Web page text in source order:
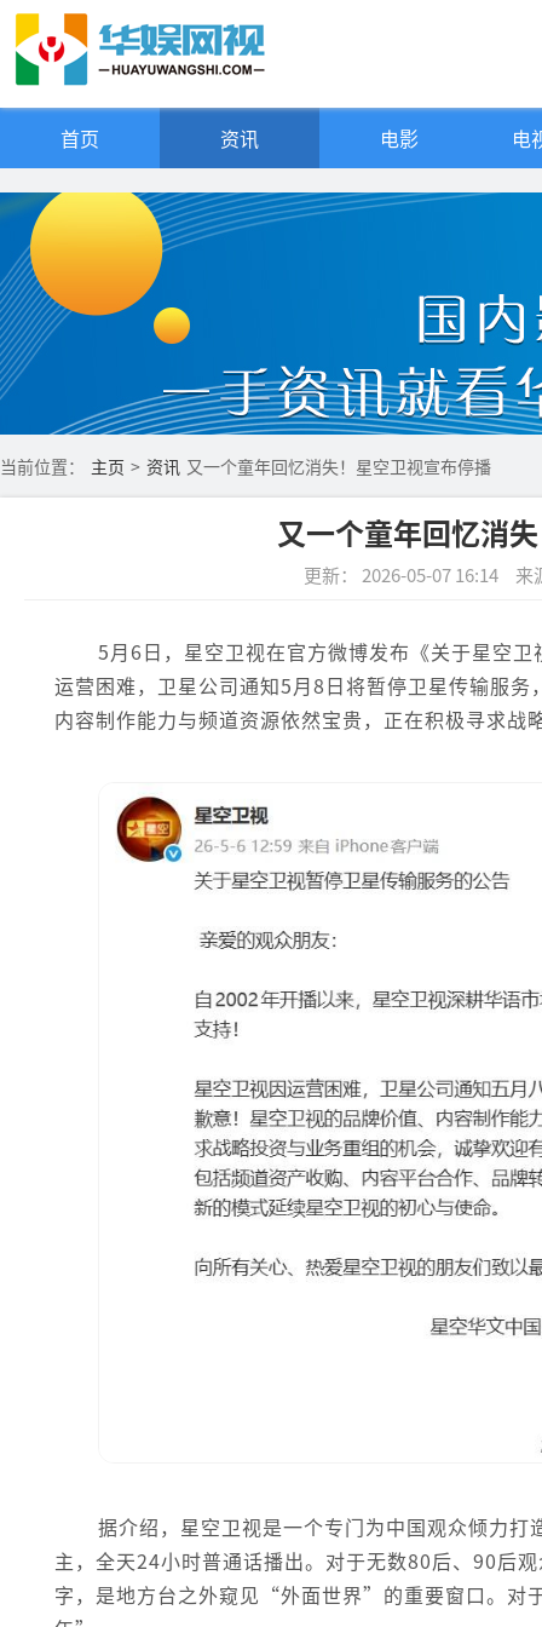
首页 资讯 电影 电
当前位置： 主页 > 资讯 又一个童年回忆消失！星空卫视宣布停播
又一个童年回忆消
更新： 2026-05-07 16:14 来
5月6日，星空卫视在官方微博发布《关于星空
运营困难，卫星公司通知5月8日将暂停卫星传输服
内容制作能力与频道资源依然宝贵，正在积极寻求战
据介绍，星空卫视是一个专门为中国观众倾力
主，全天24小时普通话播出。对于无数80后、90后
字，是地方台之外窥见“外面世界”的重要窗口。对